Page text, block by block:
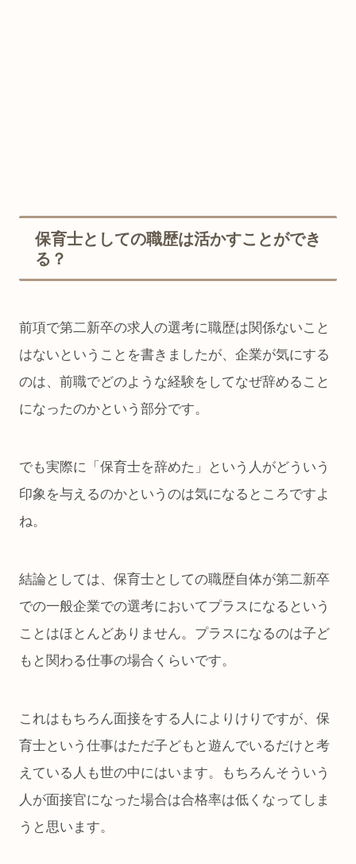
保育士としての職歴は活かすことができ
る？
前項で第二新卒の求人の選考に職歴は関係ないこと
はないということを書きましたが、企業が気にする
のは、前職でどのような経験をしてなぜ辞めること
になったのかという部分です。
でも実際に「保育士を辞めた」という人がどういう
印象を与えるのかというのは気になるところですよ
ね。
結論としては、保育士としての職歴自体が第二新卒
での一般企業での選考においてプラスになるという
ことはほとんどありません。プラスになるのは子ど
もと関わる仕事の場合くらいです。
これはもちろん面接をする人によりけりですが、保
育士という仕事はただ子どもと遊んでいるだけと考
えている人も世の中にはいます。もちろんそういう
人が面接官になった場合は合格率は低くなってしま
うと思います。